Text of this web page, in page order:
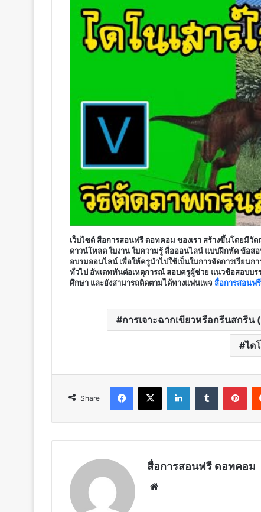
เว็บไซต์ สื่อการสอนฟรี ดอทคอม ของเรา สร้างขึ้นโดยมีวั
ดาวน์โหลด ใบงาน ใบความรู้ สื่อออนไลน์ แบบฝึกหัด ข้อส
อบรมออนไลน์ เพื่อให้ครูนำไปใช้เป็นในการจัดการเรียน
ทั่วไป อัพเดททันต่อเหตุการณ์ สอบครูผู้ช่วย แนวข้อสอบบ
ศึกษา และยังสามารถติดตามได้ทางแฟนเพจ สื่อการสอนฟรี
การเจาะฉากเขียวหรือกรีนสกรี
ได
Share
Facebook
X LinkedInTumblr
สื่อการสอนฟรี ดอทคอม